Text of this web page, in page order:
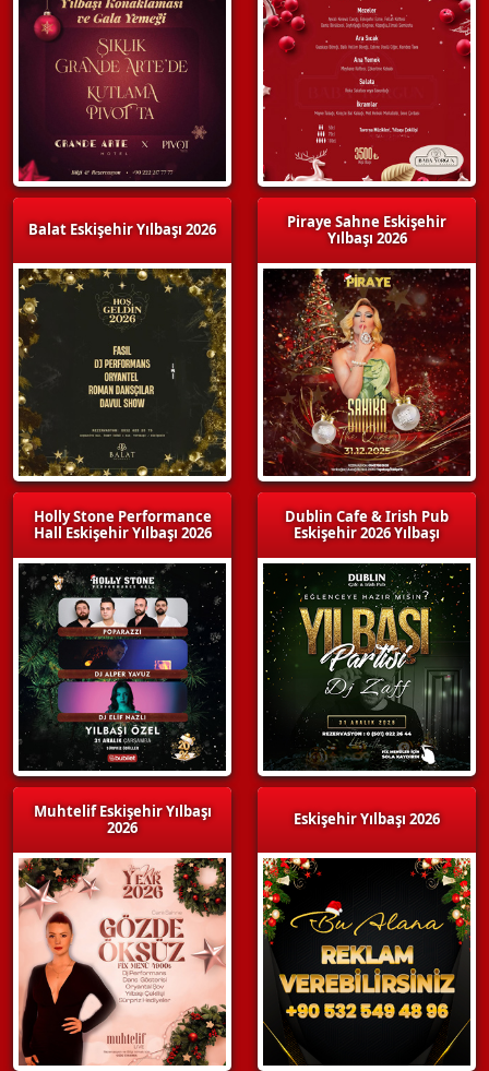
Balat Eskişehir Yılbaşı 2026
Holly Stone Performance
Hall Eskişehir Yılbaşı 2026
Muhtelif Eskişehir Yılbaşı
2026
Piraye Sahne Eskişehir
Yılbaşı 2026
Dublin Cafe & Irish Pub
Eskişehir 2026 Yılbaşı
Eskişehir Yılbaşı 2026